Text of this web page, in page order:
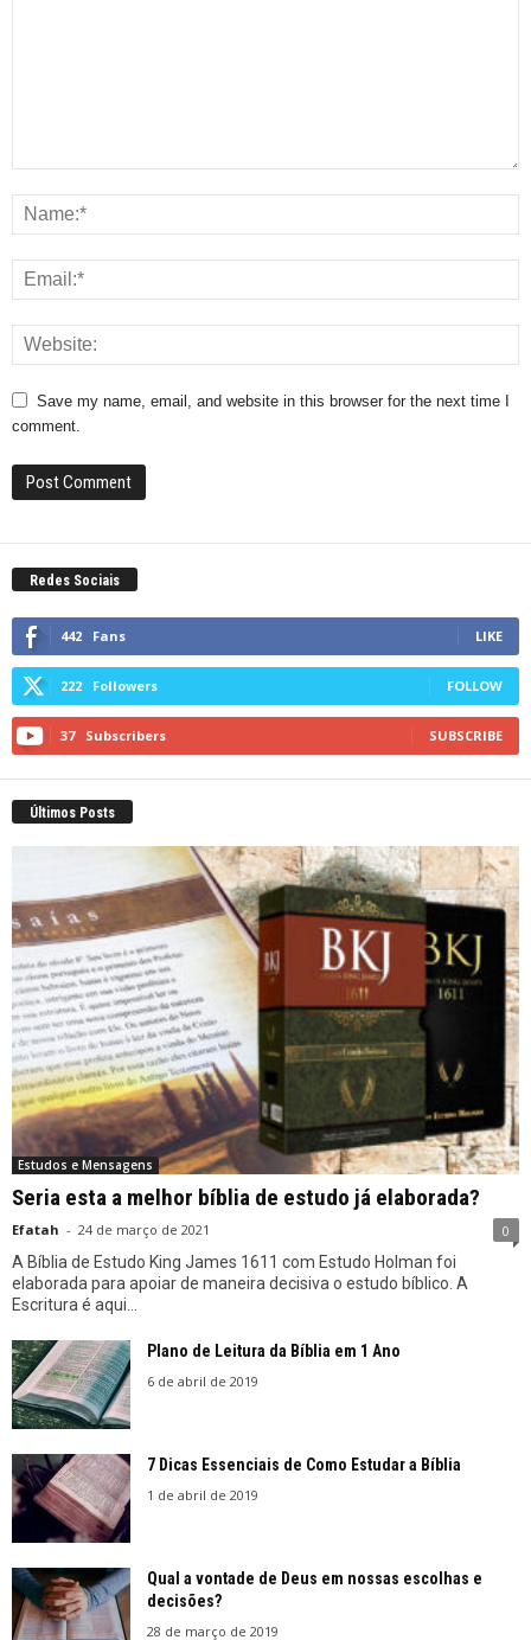
Save my name, email, and website in this browser for the next time I
comment.
Redes Sociais
442 Fans LIKE
222 Followers FOLLOW
37 Subscribers SUBSCRIBE
Últimos Posts
Estudos e Mensagens
Seria esta a melhor bíblia de estudo já elaborada?
Efatah - 24 de março de 2021 0
A Bíblia de Estudo King James 1611 com Estudo Holman foi
elaborada para apoiar de maneira decisiva o estudo bíblico. A
Escritura é aqui...
Plano de Leitura da Bíblia em 1 Ano
6 de abril de 2019
7 Dicas Essenciais de Como Estudar a Bíblia
1 de abril de 2019
Qual a vontade de Deus em nossas escolhas e
decisões?
28 de março de 2019